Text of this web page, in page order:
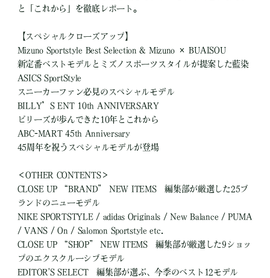
と「これから」を徹底レポート。
【スペシャルクローズアップ】
Mizuno Sportstyle Best Selection & Mizuno × BUAISOU
新定番ベストモデルとミズノスポーツスタイルが提案した藍染
ASICS SportStyle
スニーカーファン必見のスペシャルモデル
BILLY’S ENT 10th ANNIVERSARY
ビリーズが歩んできた10年とこれから
ABC-MART 45th Anniversary
45周年を祝うスペシャルモデルが登場
＜OTHER CONTENTS＞
CLOSE UP “BRAND” NEW ITEMS 編集部が厳選した25ブ
ランドのニューモデル
NIKE SPORTSTYLE / adidas Originals / New Balance / PUMA
/ VANS / On / Salomon Sportstyle etc.
CLOSE UP “SHOP” NEW ITEMS 編集部が厳選した9ショッ
プのエクスクルーシブモデル
EDITOR'S SELECT 編集部が選ぶ、今季のベスト12モデル